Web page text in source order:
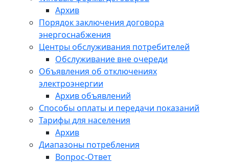
Архив
Порядок заключения договора
энергоснабжения
Центры обслуживания потребителей
Обслуживание вне очереди
Объявления об отключениях
электроэнергии
Архив объявлений
Способы оплаты и передачи показаний
Тарифы для населения
Архив
Диапазоны потребления
Вопрос-Ответ